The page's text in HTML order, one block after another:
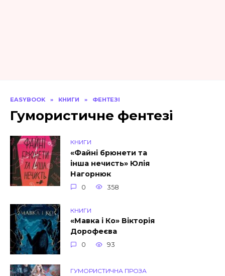
EASYBOOK » КНИГИ » ФЕНТЕЗІ
Гумористичне фентезі
КНИГИ
«Файні брюнети та
інша нечисть» Юлія
Нагорнюк
0 358
КНИГИ
«Мавка і Ко» Вікторія
Дорофеєва
0 93
ГУМОРИСТИЧНА ПРОЗА